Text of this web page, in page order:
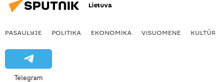
Lietuva
PASAULYJE POLITIKA EKONOMIKA VISUOMENĖ KULTŪRA
Telegram